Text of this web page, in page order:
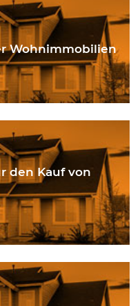
Wohnimmobilien
den Kauf von